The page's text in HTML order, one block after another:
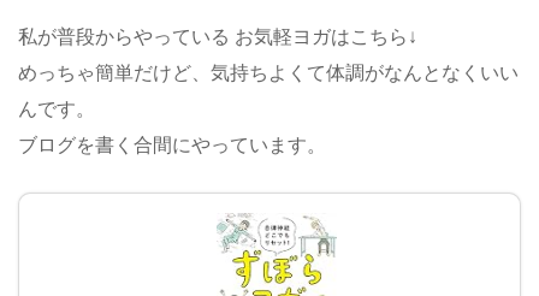
私が普段からやっている お気軽ヨガはこちら↓
めっちゃ簡単だけど、気持ちよくて体調がなんとなくいい
んです。
ブログを書く合間にやっています。